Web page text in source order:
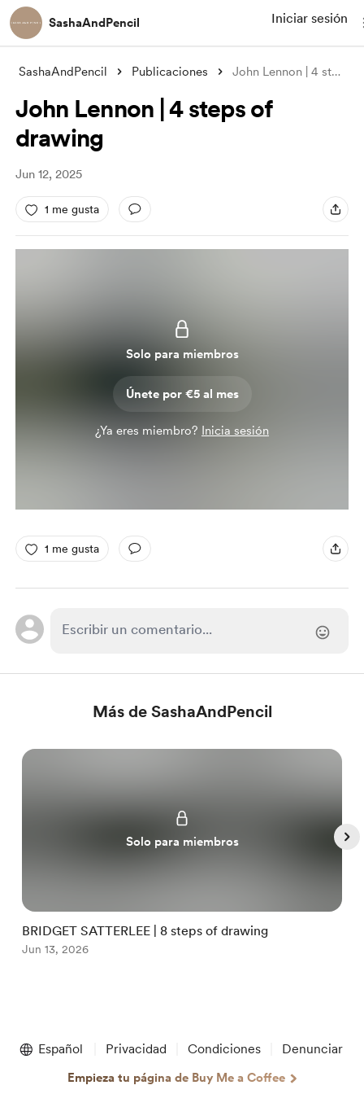
SashaAndPencil Iniciar sesión
SashaAndPencil Publicaciones John Lennon | 4 steps of drawing
John Lennon | 4 steps of
drawing
Jun 12, 2025
1 me gusta
Solo para miembros
Únete por €5 al mes
¿Ya eres miembro? Inicia sesión
1 me gusta
Más de SashaAndPencil
Solo para miembros
BRIDGET SATTERLEE | 8 steps of drawing
Jun 13, 2026
of
Español Privacidad Condiciones Denunciar
Empieza tu página de Buy Me a Coffee